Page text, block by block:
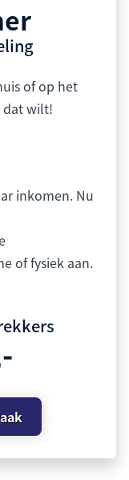
of op het
dat wilt!
inkomen. Nu
of fysiek aan.